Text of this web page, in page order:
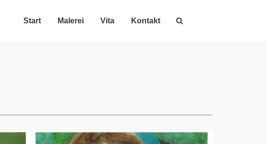
Start Malerei Vita Kontakt